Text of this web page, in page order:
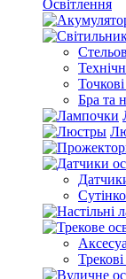
Освітлення
Бра та